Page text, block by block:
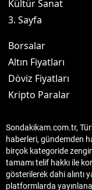
Kültür Sanat
3. Sayfa
Borsalar
Altın Fiyatları
Döviz Fiyatları
Kripto Paralar
Sondakikam.com.tr,
haberleri, gündemden
birçok kategoride
tamamı telif hakkı ile
gösterilerek dahi alıntı
platformlarda